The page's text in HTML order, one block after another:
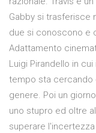
Gabby si trasferisce
due si conoscono e
Adattamento
Luigi Pirandello in
tempo sta cercando
genere. Poi un
uno stupro ed oltre
superare